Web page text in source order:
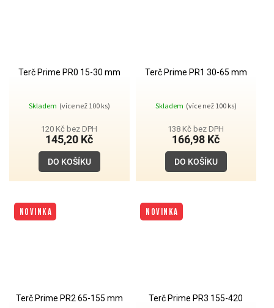
Terč Prime PR0 15-30 mm
Skladem (více než 100 ks)
120 Kč bez DPH
145,20 Kč
DO KOŠÍKU
Terč Prime PR1 30-65 mm
Skladem (více než 100 ks)
138 Kč bez DPH
166,98 Kč
DO KOŠÍKU
NOVINKA
Terč Prime PR2 65-155 mm
NOVINKA
Terč Prime PR3 155-420